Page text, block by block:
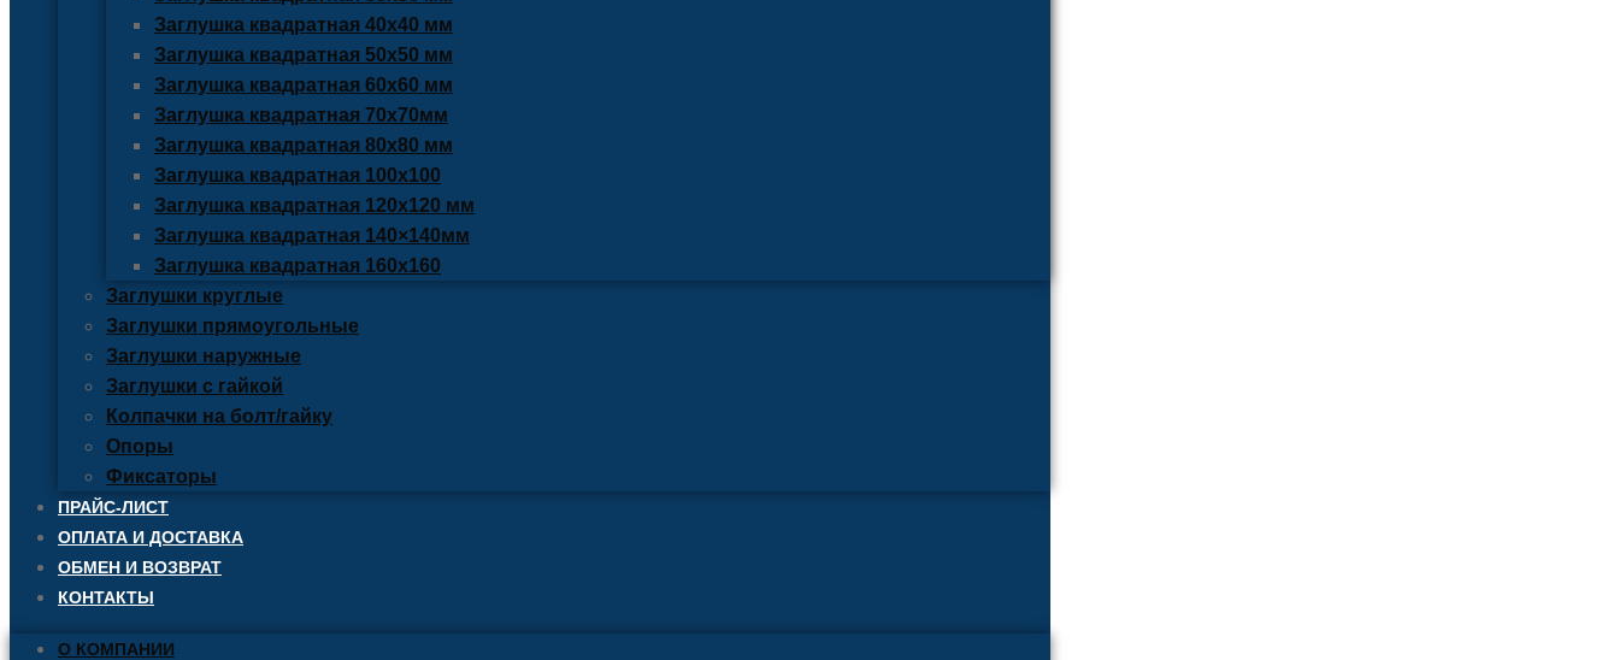
Заглушка квадратная 40х40 мм
Заглушка квадратная 50х50 мм
Заглушка квадратная 60х60 мм
Заглушка квадратная 70х70мм
Заглушка квадратная 80х80 мм
Заглушка квадратная 100х100
Заглушка квадратная 120х120 мм
Заглушка квадратная 140×140мм
Заглушка квадратная 160х160
Заглушки круглые
Заглушки прямоугольные
Заглушки наружные
Заглушки с гайкой
Колпачки на болт/гайку
Опоры
Фиксаторы
ПРАЙС-ЛИСТ
ОПЛАТА И ДОСТАВКА
ОБМЕН И ВОЗВРАТ
КОНТАКТЫ
О КОМПАНИИ